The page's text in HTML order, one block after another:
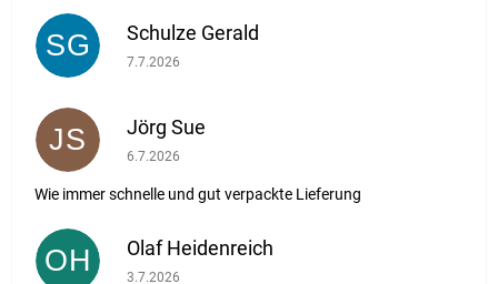
SG Schulze Gerald
Die Shop-Bewertung beträgt 5 von 5 Sternen.
7.7.2026
JS Jörg Sue
Die Shop-Bewertung beträgt 5 von 5 Sternen.
6.7.2026
Wie immer schnelle und gut verpackte Lieferung
OH Olaf Heidenreich
Die Shop-Bewertung beträgt 5 von 5 Sternen.
3.7.2026